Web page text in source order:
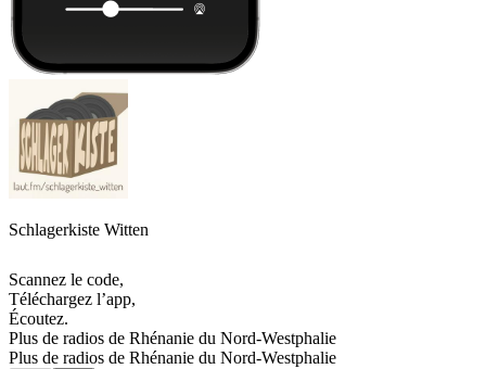
Schlagerkiste Witten
Scannez le code,
Téléchargez l’app,
Écoutez.
Plus de radios de Rhénanie du Nord-Westphalie
Plus de radios de Rhénanie du Nord-Westphalie